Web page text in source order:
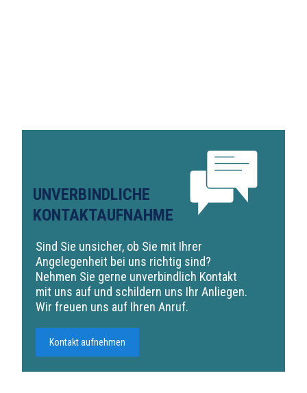
UNVERBINDLICHE
KONTAKTAUFNAHME
Sind Sie unsicher, ob Sie mit Ihrer
Angelegenheit bei uns richtig sind?
Nehmen Sie gerne unverbindlich Kontakt
mit uns auf und schildern uns Ihr Anliegen.
Wir freuen uns auf Ihren Anruf.
Kontakt aufnehmen